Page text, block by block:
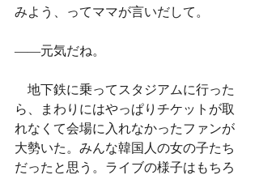
みよう、ってママが言いだして。
——元気だね。
地下鉄に乗ってスタジアムに行った
ら、まわりにはやっぱりチケットが取
れなくて会場に入れなかったファンが
大勢いた。みんな韓国人の女の子たち
だったと思う。ライブの様子はもちろ